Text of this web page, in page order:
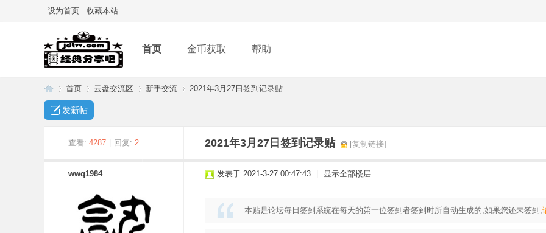
设为首页 收藏本站
首页 金币获取 帮助
首页
›
云盘交流区
›
新手交流 2021年3月27日签到记录贴
发新帖
查看: 4287 回复: 2 2021年3月27日签到记录贴 [复制链接]
wwq1984 发表于 2021-3-27 00:47:43 显示全部楼层
本贴是论坛每日签到系统在每天的第一位签到者签到时所自动生成的,如果您还未签到,